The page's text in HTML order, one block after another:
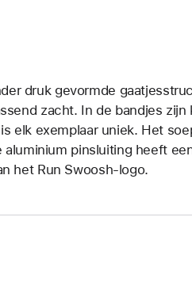
druk gevormde
zacht. In de bandjes
elk exemplaar uniek. Het
pinsluiting heeft
het Run Swoosh-logo.